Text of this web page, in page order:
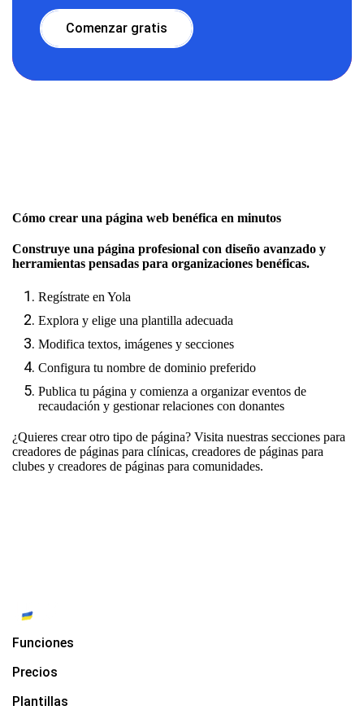
Comenzar gratis
Cómo crear una página web benéfica en minutos
Construye una página profesional con diseño avanzado y
herramientas pensadas para organizaciones benéficas.
Regístrate en Yola
Explora y elige una plantilla adecuada
Modifica textos, imágenes y secciones
Configura tu nombre de dominio preferido
Publica tu página y comienza a organizar eventos de
recaudación y gestionar relaciones con donantes
¿Quieres crear otro tipo de página? Visita nuestras secciones para
creadores de páginas para clínicas, creadores de páginas para
clubes y creadores de páginas para comunidades.
Funciones
Precios
Plantillas